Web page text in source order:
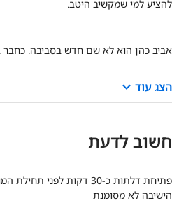
להציע למי שמקשיב היטב.
אביב כהן הוא לא שם חדש בסביבה. כחבר
הצג עוד keyboard_arrow_down
חשוב לדעת
פתיחת דלתות כ-30 דקות לפני תחילת המופע
הישיבה לא מסומנת